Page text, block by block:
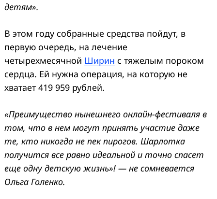
детям».
В этом году собранные средства пойдут, в
первую очередь, на лечение
четырехмесячной Ширин с тяжелым пороком
сердца. Ей нужна операция, на которую не
хватает 419 959 рублей.
«Преимущество нынешнего онлайн-фестиваля в
том, что в нем могут принять участие даже
те, кто никогда не пек пирогов. Шарлотка
получится все равно идеальной и точно спасет
еще одну детскую жизнь»! — не сомневается
Ольга Голенко.